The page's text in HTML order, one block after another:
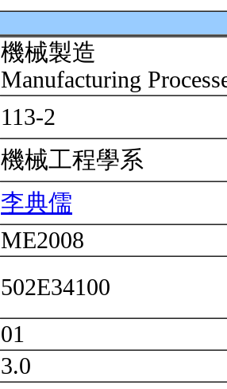
機械製造
Manufacturing
113-2
機械工程學系
李典儒
ME2008
502E34100
01
3.0